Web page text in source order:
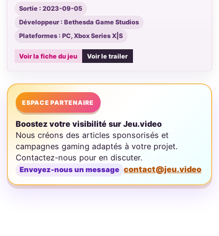
Sortie : 2023-09-05
Développeur : Bethesda Game Studios
Plateformes : PC, Xbox Series X|S
Voir la fiche du jeu Voir le trailer
ESPACE PARTENAIRE
Boostez votre visibilité sur Jeu.video
Nous créons des articles sponsorisés et
campagnes gaming adaptés à votre projet.
Contactez-nous pour en discuter.
Envoyez-nous un message contact@jeu.video